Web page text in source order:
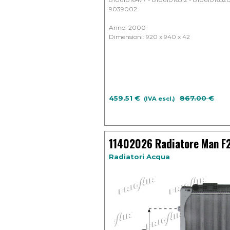
9039002
Anno: 2000-
Dimensioni: 920 x 940 x 42
459.51 € (IVA escl.) Prezzo
867.00 €
11402026 Radiatore Man
Radiatori Acqua